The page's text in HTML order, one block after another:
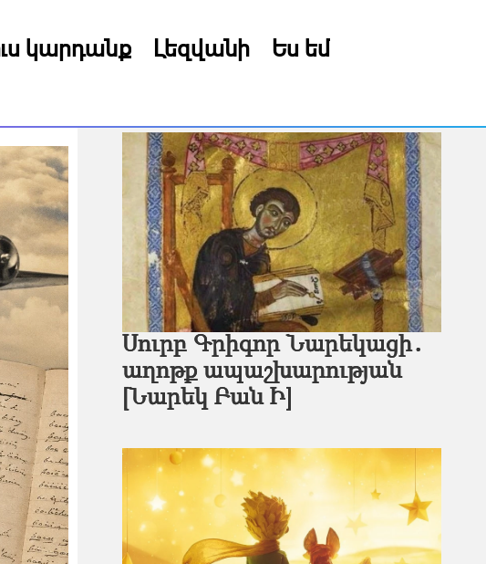
կարդանք Լեզվանի
Ես եմ
Սուրբ Գրիգոր Նարեկացի․
աղոթք ապաշխարության
[Նարեկ Բան Ի]